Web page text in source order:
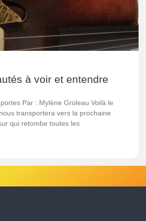
à voir et entendre
Par : Mylène Groleau Voilà le
transportera vers la prochaine
qui retombe toutes les